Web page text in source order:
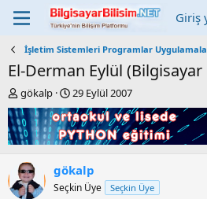
Giriş
İşletim Sistemleri Programlar
El-Derman Eylül
K
o
n
b
u
y
u
b
gökalp
B
a
ş
l
a
g
ı
29 Eylül 2007
gökalp
Seçkin Üye Seçkin Üye